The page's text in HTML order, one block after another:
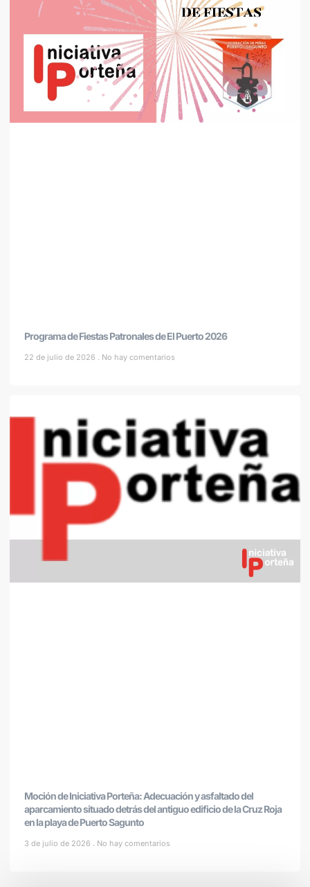
Programa de Fiestas Patronales de El Puerto 2026
22 de julio de 2026 No hay comentarios
Moción de Iniciativa Porteña: Adecuación y asfaltado del
aparcamiento situado detrás del antiguo edificio de la Cruz Roja
en la playa de Puerto Sagunto
3 de julio de 2026 No hay comentarios